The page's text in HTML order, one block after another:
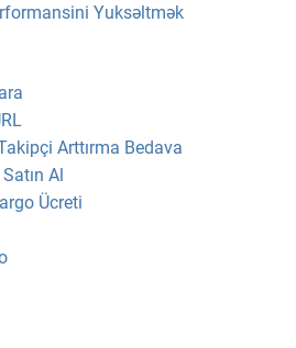
Yuksəltmək
Arttırma Bedava
Al
Ücreti